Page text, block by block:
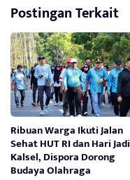
Postingan Terkait
Ribuan Warga Ikuti Jalan
Sehat HUT RI dan Hari Jadi
Kalsel, Dispora Dorong
Budaya Olahraga